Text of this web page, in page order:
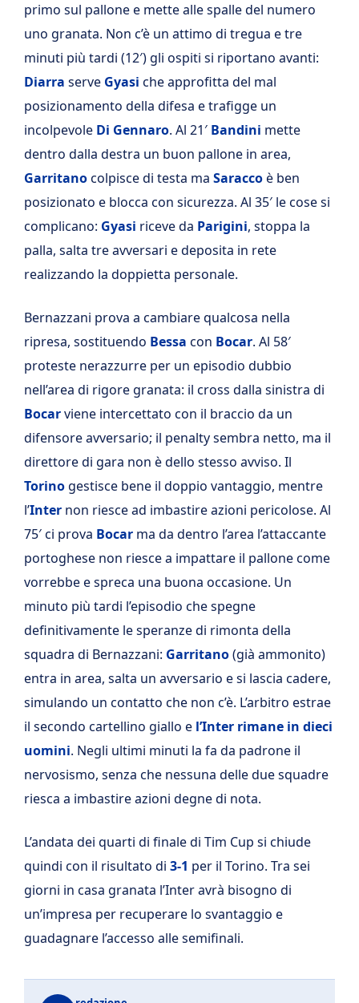
primo sul pallone e mette alle spalle del numero
uno granata. Non c’è un attimo di tregua e tre
minuti più tardi (12′) gli ospiti si riportano avanti:
Diarra serve Gyasi che approfitta del mal
posizionamento della difesa e trafigge un
incolpevole Di Gennaro. Al 21′ Bandini mette
dentro dalla destra un buon pallone in area,
Garritanocolpisce di testa ma Saraccoè ben
posizionato e blocca con sicurezza. Al 35′ le cose si
complicano: Gyasi riceve da Parigini, stoppa la
palla, salta tre avversari e deposita in rete
realizzando la doppietta personale.
Bernazzani prova a cambiare qualcosa nella
ripresa, sostituendo Bessa con Bocar. Al 58′
proteste nerazzurre per un episodio dubbio
nell’area di rigore granata: il cross dalla sinistra di
Bocarviene intercettato con il braccio da un
difensore avversario; il penalty sembra netto, ma il
direttore di gara non è dello stesso avviso. Il
Torino gestisce bene il doppio vantaggio, mentre
l’Inter non riesce ad imbastire azioni pericolose. Al
75′ ci prova Bocar ma da dentro l’area l’attaccante
portoghese non riesce a impattare il pallone come
vorrebbe e spreca una buona occasione. Un
minuto più tardi l’episodio che spegne
definitivamente le speranze di rimonta della
squadra di Bernazzani: Garritano(già ammonito)
entra in area, salta un avversario e si lascia cadere,
simulando un contatto che non c’è. L’arbitro estrae
il secondo cartellino giallo e l’Inter rimane in dieci
uomini. Negli ultimi minuti la fa da padrone il
nervosismo, senza che nessuna delle due squadre
riesca a imbastire azioni degne di nota.
L’andata dei quarti di finale di Tim Cup si chiude
quindi con il risultato di 3-1 per il Torino. Tra sei
giorni in casa granata l’Inter avrà bisogno di
un’impresa per recuperare lo svantaggio e
guadagnare l’accesso alle semifinali.